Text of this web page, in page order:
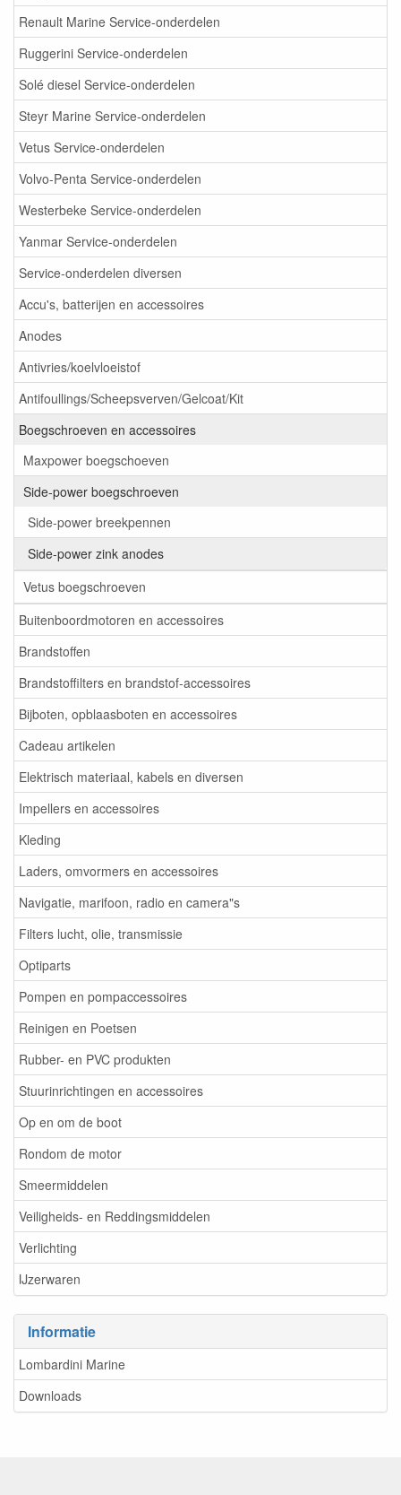
Renault Marine Service-onderdelen
Ruggerini Service-onderdelen
Solé diesel Service-onderdelen
Steyr Marine Service-onderdelen
Vetus Service-onderdelen
Volvo-Penta Service-onderdelen
Westerbeke Service-onderdelen
Yanmar Service-onderdelen
Service-onderdelen diversen
Accu's, batterijen en accessoires
Anodes
Antivries/koelvloeistof
Antifoullings/Scheepsverven/Gelcoat/Kit
Boegschroeven en accessoires
Maxpower boegschoeven
Side-power boegschroeven
Side-power breekpennen
Side-power zink anodes
Vetus boegschroeven
Buitenboordmotoren en accessoires
Brandstoffen
Brandstoffilters en brandstof-accessoires
Bijboten, opblaasboten en accessoires
Cadeau artikelen
Elektrisch materiaal, kabels en diversen
Impellers en accessoires
Kleding
Laders, omvormers en accessoires
Navigatie, marifoon, radio en camera"s
Filters lucht, olie, transmissie
Optiparts
Pompen en pompaccessoires
Reinigen en Poetsen
Rubber- en PVC produkten
Stuurinrichtingen en accessoires
Op en om de boot
Rondom de motor
Smeermiddelen
Veiligheids- en Reddingsmiddelen
Verlichting
IJzerwaren
Informatie
Lombardini Marine
Downloads